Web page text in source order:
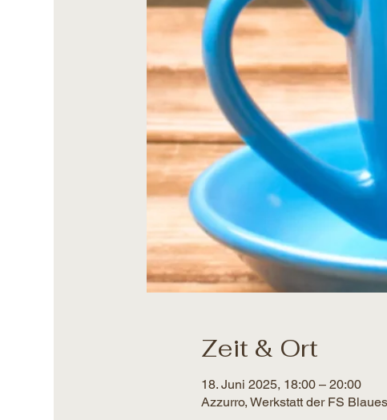
Zeit & Ort
18. Juni 2025, 18:00 – 20:00
Azzurro, Werkstatt der FS